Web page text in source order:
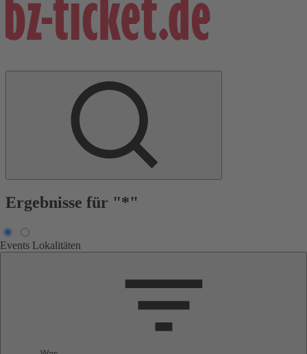
Ergebnisse für "*"
Events Lokalitäten